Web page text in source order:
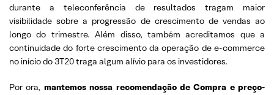
durante a teleconferência de resultados tragam maior
visibilidade sobre a progressão de crescimento de vendas ao
longo do trimestre. Além disso, também acreditamos que a
continuidade do forte crescimento da operação de e-commerce
no início do 3T20 traga algum alívio para os investidores.
Por ora, mantemos nossa recomendação de Compra e preço-